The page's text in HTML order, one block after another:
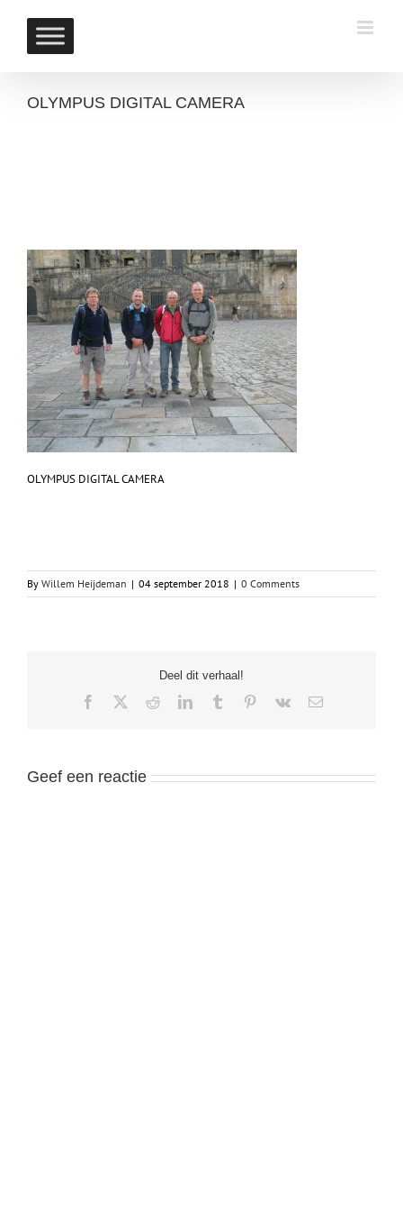
content
OLYMPUS DIGITAL CAMERA
OLYMPUS DIGITAL CAMERA
By Willem Heijdeman | 04 september 2018 | 0 Comments
Deel dit verhaal!
Facebook RedditLinkedInTumblr Pinterest
Vk Email
Geef een reactie